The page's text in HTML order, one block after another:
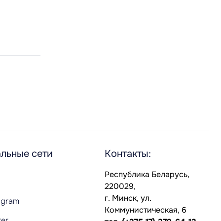
сети Контакты:
Республика Беларусь,
220029,
г. Минск, ул.
Коммунистическая, 6